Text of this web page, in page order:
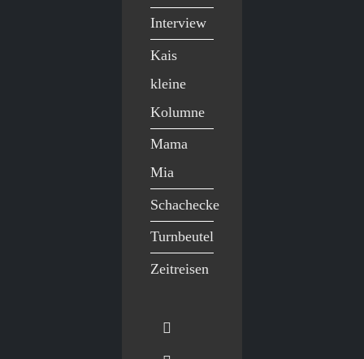
Interview
Kais
kleine
Kolumne
Mama
Mia
Schachecke
Turnbeutel
Zeitreisen